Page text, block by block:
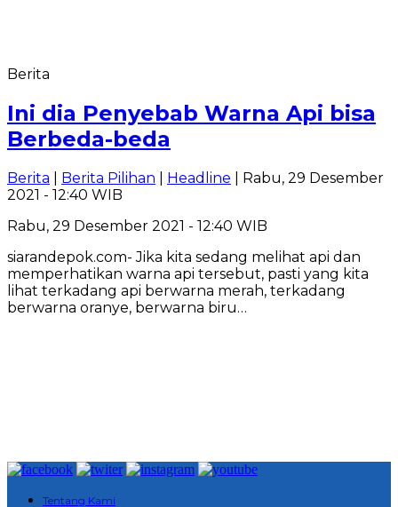
Berita
Ini dia Penyebab Warna Api bisa
Berbeda-beda
Berita Berita Pilihan Headline | Rabu, 29 Desember
2021 - 12:40 WIB
Rabu, 29 Desember 2021 - 12:40 WIB
siarandepok.com- Jika kita sedang melihat api dan
memperhatikan warna api tersebut, pasti yang kita
lihat terkadang api berwarna merah, terkadang
berwarna oranye, berwarna biru…
Tentang Kami